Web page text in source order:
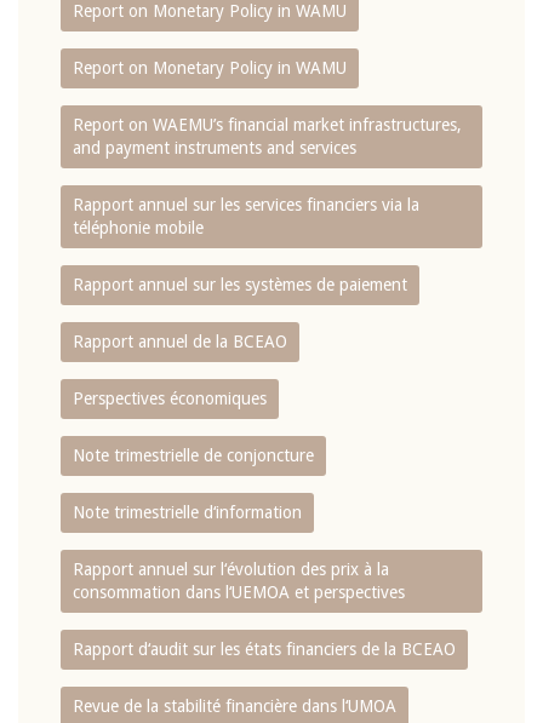
Report on Monetary Policy in WAMU
Report on Monetary Policy in WAMU
Report on WAEMU’s financial market infrastructures,
and payment instruments and services
Rapport annuel sur les services financiers via la
téléphonie mobile
Rapport annuel sur les systèmes de paiement
Rapport annuel de la BCEAO
Perspectives économiques
Note trimestrielle de conjoncture
Note trimestrielle d‘information
Rapport annuel sur l‘évolution des prix à la
consommation dans l‘UEMOA et perspectives
Rapport d‘audit sur les états financiers de la BCEAO
Revue de la stabilité financière dans l‘UMOA